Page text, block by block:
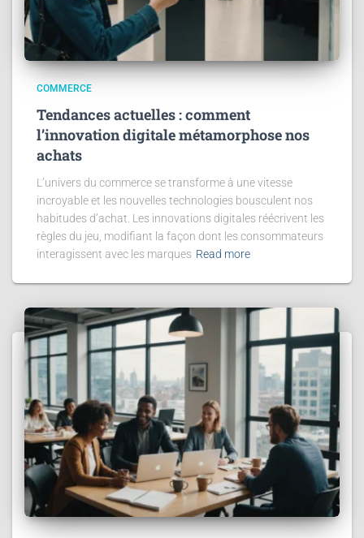
COMMERCE
Tendances actuelles : comment
l’innovation digitale métamorphose nos
achats
L’univers du commerce se transforme à une vitesse
incroyable et les nouvelles technologies bousculent nos
habitudes d’achat. Les innovations digitales réécrivent les
règles du jeu, modifiant la façon dont les consommateurs
interagissent avec les marques Read more